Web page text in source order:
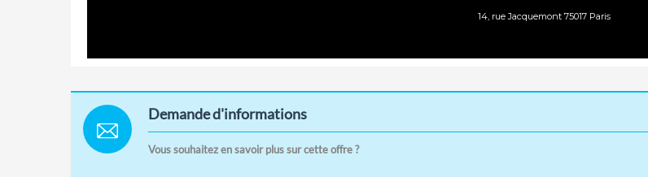
14, rue Jacquemont 75017 Paris
Demande d'informations
Vous souhaitez en savoir plus sur cette offre ?